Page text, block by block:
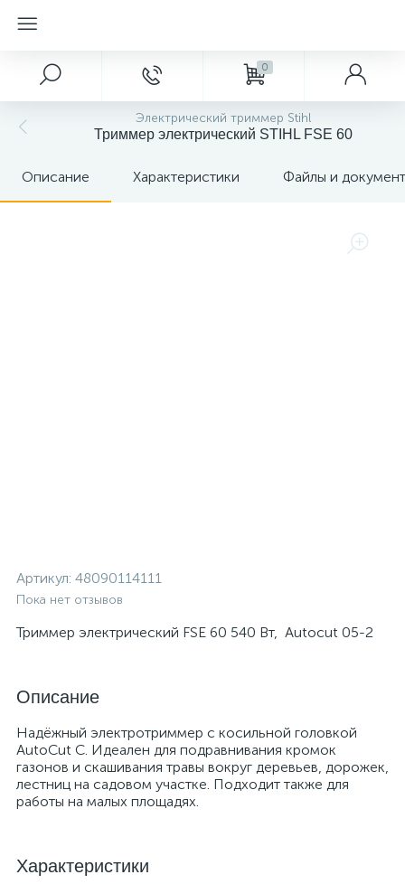
0
Электрический триммер Stihl
Триммер электрический STIHL FSE 60
Описание Характеристики Файлы и
Артикул: 48090114111
Пока нет отзывов
Триммер электрический FSE 60 540 Вт, Autocut 05-2
Описание
Надёжный электротриммер с косильной головкой
AutoCut C. Идеален для подравнивания кромок
газонов и скашивания травы вокруг деревьев, дорожек,
лестниц на садовом участке. Подходит также для
работы на малых площадях.
Характеристики